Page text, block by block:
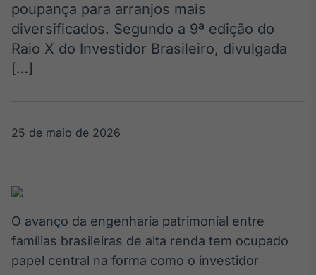
Broadcast
Energia
Soluções de Dados
e Conteúdos
Broadcast
OTC
poupança para arranjos mais
diversificados. Segundo a 9ª edição do
Raio X do Investidor Brasileiro, divulgada
[…]
25 de maio de 2026
O avanço da engenharia patrimonial entre
famílias brasileiras de alta renda tem ocupado
papel central na forma como o investidor